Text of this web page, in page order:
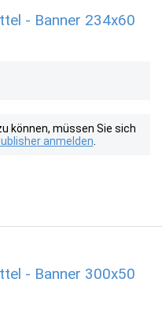
- Banner 234x60
können, müssen Sie sich
anmelden
- Banner 300x50